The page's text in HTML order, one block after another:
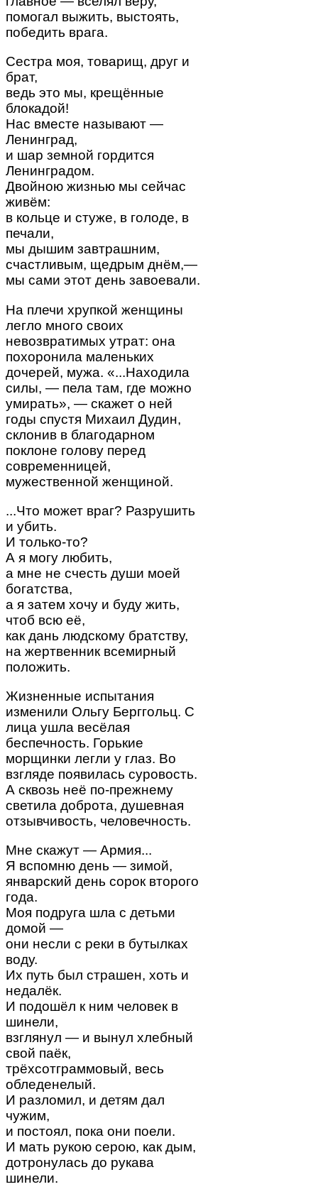
помогал выжить, выстоять,
победить врага.
Сестра моя, товарищ, друг и
брат,
ведь это мы, крещённые
блокадой!
Нас вместе называют —
Ленинград,
и шар земной гордится
Ленинградом.
Двойною жизнью мы сейчас
живём:
в кольце и стуже, в голоде, в
печали,
мы дышим завтрашним,
счастливым, щедрым днём,—
мы сами этот день завоевали.
На плечи хрупкой женщины
легло много своих
невозвратимых утрат: она
похоронила маленьких
дочерей, мужа. «...Находила
силы, — пела там, где можно
умирать», — скажет о ней
годы спустя Михаил Дудин,
склонив в благодарном
поклоне голову перед
современницей,
мужественной женщиной.
...Что может враг? Разрушить
и убить.
И только-то?
А я могу любить,
а мне не счесть души моей
богатства,
а я затем хочу и буду жить,
чтоб всю её,
как дань людскому братству,
на жертвенник всемирный
положить.
Жизненные испытания
изменили Ольгу Берггольц. С
лица ушла весёлая
беспечность. Горькие
морщинки легли у глаз. Во
взгляде появилась суровость.
А сквозь неё по-прежнему
светила доброта, душевная
отзывчивость, человечность.
Мне скажут — Армия...
Я вспомню день — зимой,
январский день сорок второго
года.
Моя подруга шла с детьми
домой —
они несли с реки в бутылках
воду.
Их путь был страшен, хоть и
недалёк.
И подошёл к ним человек в
шинели,
взглянул — и вынул хлебный
свой паёк,
трёхсотграммовый, весь
обледенелый.
И разломил, и детям дал
чужим,
и постоял, пока они поели.
И мать рукою серою, как дым,
дотронулась до рукава
шинели.